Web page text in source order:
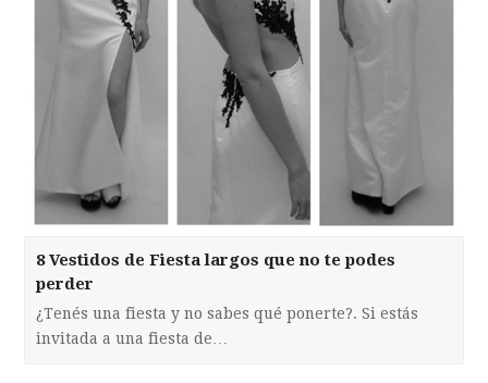
8 Vestidos de Fiesta largos que no te podes
perder
¿Tenés una fiesta y no sabes qué ponerte?. Si estás
invitada a una fiesta de…